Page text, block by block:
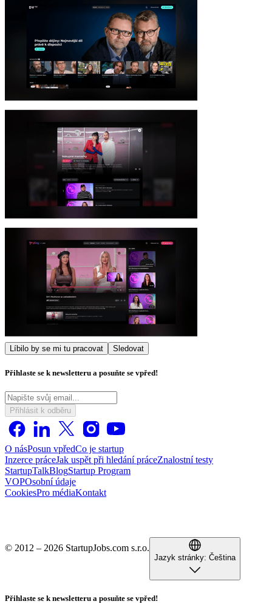
Líbilo by se mi tu pracovat Sledovat
Přihlaste se k newsletteru a posuňte se vpřed!
Přihlásit k odběru
O násPosun vpředCo je startup
Inzerce práceJak uspět při hledání práceZnalostní testy
StartupTalkBlogStartup Program
VOPOsobní údaje
CookiesPro médiaKontakt
© 2012 – 2026 StartupJobs.com s.r.o.
Jazyk stránky: Čeština
Přihlaste se k newsletteru a posuňte se vpřed!